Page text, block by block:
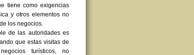
tiene como exigencias
y otros elementos no
los negocios.
de las autoridades es
que estas visitas de
turísticos, no